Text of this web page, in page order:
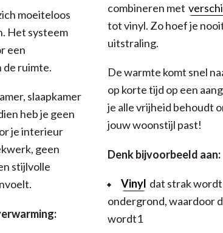
moeiteloos
Het systeem
een
de ruimte.
slaapkamer
heb je geen
je interieur
geen
stijlvolle
combineren met
tot vinyl. Zo hoef je
uitstraling.
De warmte komt snel
op korte tijd op een
je alle vrijheid behoudt
jouw woonstijl past!
Denk bijvoorbeeld aan:
Vinyl dat strak
ondergrond, waardoor
wordt1